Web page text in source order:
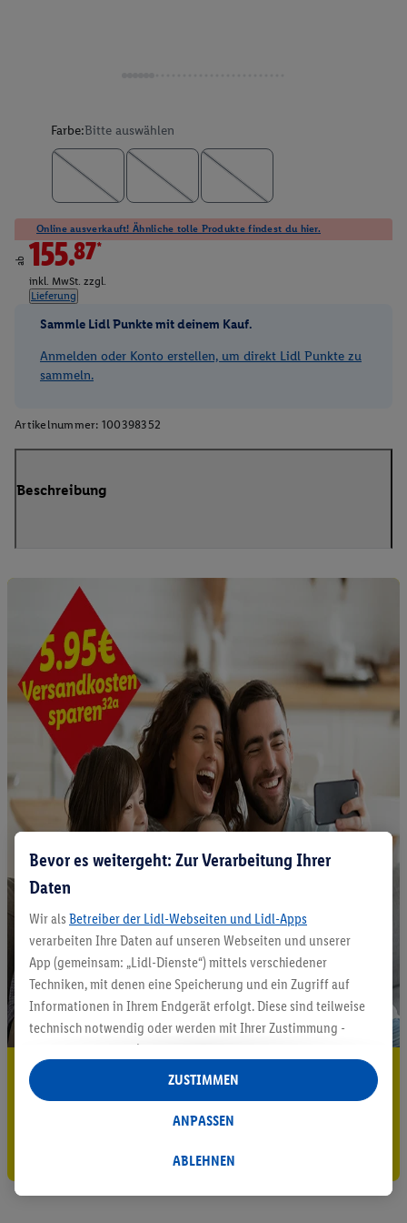
Farbe:Bitte auswählen
Online ausverkauft! Ähnliche tolle Produkte findest du hier.
ab 155.87*
inkl. MwSt. zzgl.
Lieferung
Sammle Lidl Punkte mit deinem Kauf.
Anmelden oder Konto erstellen, um direkt Lidl Punkte zu
sammeln.
Artikelnummer: 100398352
Beschreibung
5.95 € Versand sparen³²ᵃ
Jetzt zum Newsletter anmelden
Bevor es weitergeht: Zur Verarbeitung Ihrer
Daten
Wir als Betreiber der Lidl-Webseiten und Lidl-Apps
verarbeiten Ihre Daten auf unseren Webseiten und unserer
App (gemeinsam: „Lidl-Dienste“) mittels verschiedener
Techniken, mit denen eine Speicherung und ein Zugriff auf
Informationen in Ihrem Endgerät erfolgt. Diese sind teilweise
technisch notwendig oder werden mit Ihrer Zustimmung -
auch durch Partner (u.a.
Verantwortliche; im Zusammenhang mit dem IAB TCF
insgesamt
Statistik-Erstellung oder für personalisierte Werbung
Datenverarbeitungen für personalisierte Werbung werden
ABLEHNEN
ANPASSEN
ZUSTIMMEN